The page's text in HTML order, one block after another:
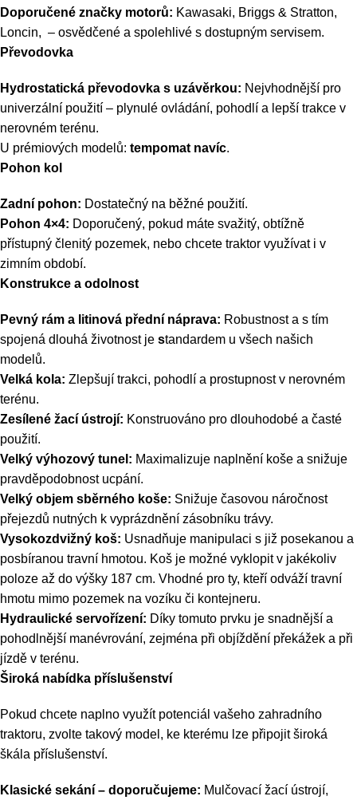
Doporučené značky motorů: Kawasaki, Briggs & Stratton,
Loncin, – osvědčené a spolehlivé s dostupným servisem.
Převodovka
Hydrostatická převodovka s uzávěrkou: Nejvhodnější pro
univerzální použití – plynulé ovládání, pohodlí a lepší trakce v
nerovném terénu.
U prémiových modelů: tempomat navíc.
Pohon kol
Zadní pohon: Dostatečný na běžné použití.
Pohon 4×4: Doporučený, pokud máte svažitý, obtížně
přístupný členitý pozemek, nebo chcete traktor využívat i v
zimním období.
Konstrukce a odolnost
Pevný rám a litinová přední náprava: Robustnost a s tím
spojená dlouhá životnost je standardem u všech našich
modelů.
Velká kola: Zlepšují trakci, pohodlí a prostupnost v nerovném
terénu.
Zesílené žací ústrojí: Konstruováno pro dlouhodobé a časté
použití.
Velký výhozový tunel: Maximalizuje naplnění koše a snižuje
pravděpodobnost ucpání.
Velký objem sběrného koše: Snižuje časovou náročnost
přejezdů nutných k vyprázdnění zásobníku trávy.
Vysokozdvižný koš: Usnadňuje manipulaci s již posekanou a
posbíranou travní hmotou. Koš je možné vyklopit v jakékoliv
poloze až do výšky 187 cm. Vhodné pro ty, kteří odváží travní
hmotu mimo pozemek na vozíku či kontejneru.
Hydraulické servořízení: Díky tomuto prvku je snadnější a
pohodlnější manévrování, zejména při objíždění překážek a při
jízdě v terénu.
Široká nabídka příslušenství
Pokud chcete naplno využít potenciál vašeho zahradního
traktoru, zvolte takový model, ke kterému lze připojit široká
škála příslušenství.
Klasické sekání – doporučujeme: Mulčovací žací ústrojí,